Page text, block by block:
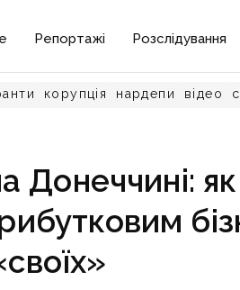
Репортажі Розслідування
корупція нардепи відео
Донеччині: